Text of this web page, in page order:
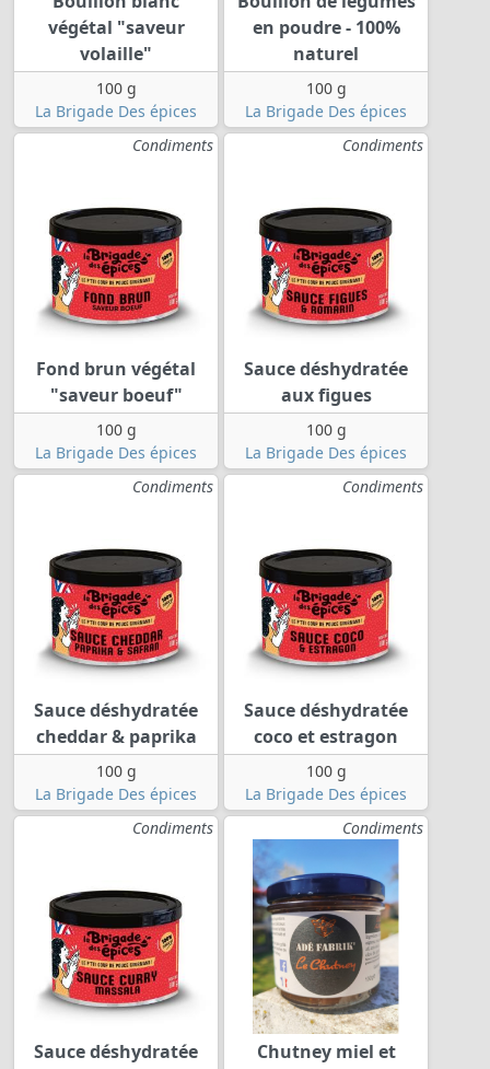
végétal "saveur
volaille"
100 g
La Brigade Des épices
en poudre - 100%
naturel
100 g
La Brigade Des épices
Condiments
Fond brun végétal
"saveur boeuf"
100 g
La Brigade Des épices
Condiments
Sauce déshydratée
aux figues
100 g
La Brigade Des épices
Condiments
Sauce déshydratée
cheddar & paprika
100 g
La Brigade Des épices
Condiments
Sauce déshydratée
coco et estragon
100 g
La Brigade Des épices
Condiments
Sauce déshydratée
Condiments
Chutney miel et